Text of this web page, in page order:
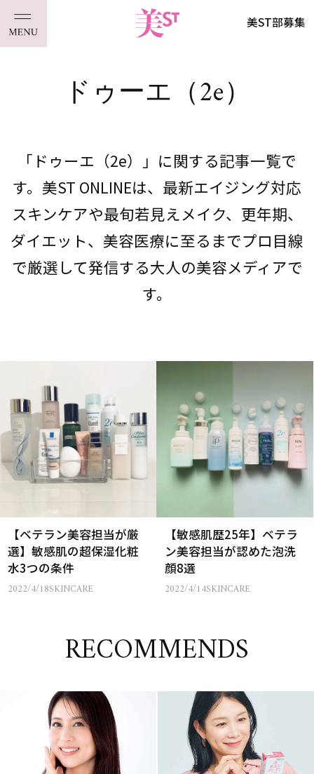
美ST部募集
ドゥーエ（2e）
「ドゥーエ（2e）」に関する記事一覧で
す。美ST ONLINEは、最新エイジング対応
スキンケアや最旬若見えメイク、更年期、
ダイエット、美容医療に至るまでプロ目線
で厳選して発信する大人の美容メディアで
す。
【ベテラン美容担当が厳
選】敏感肌の超保湿化粧
水3つの条件
2022/4/18SKINCARE
【敏感肌歴25年】ベテラ
ン美容担当が認めた泡洗
顔8選
2022/4/14SKINCARE
RECOMMENDS